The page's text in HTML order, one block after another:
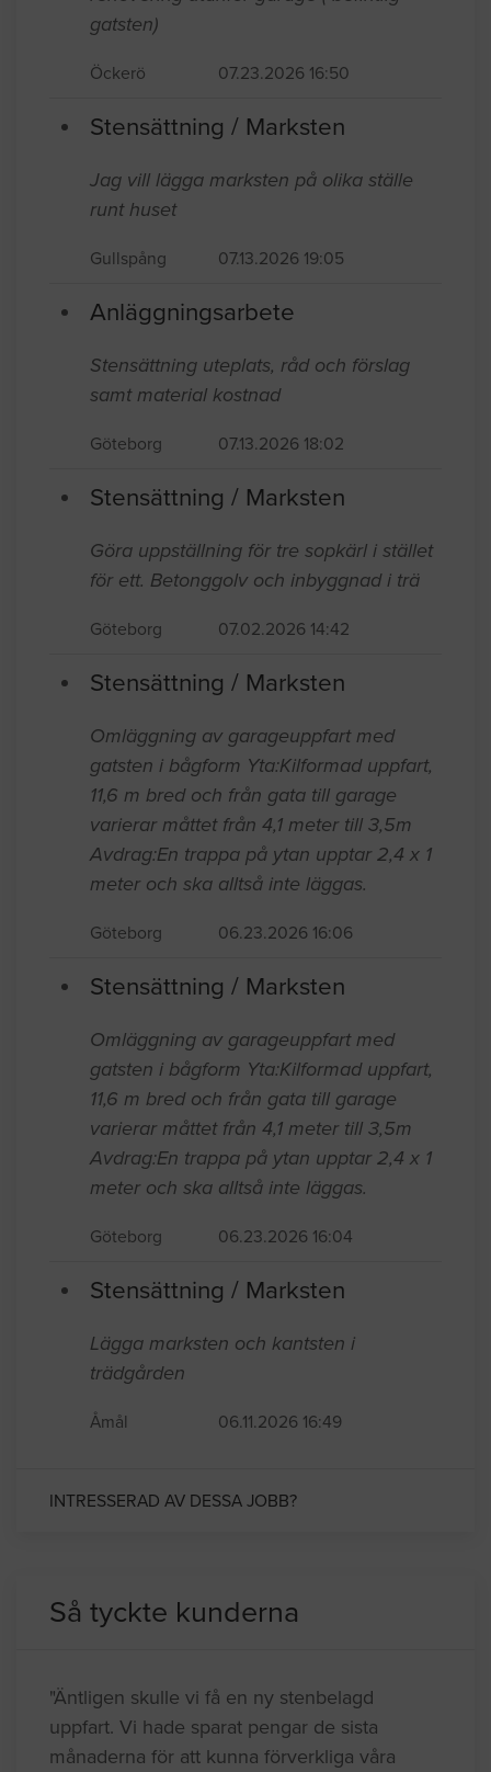
gatsten)
Öckerö 07.23.2026 16:50
Stensättning / Marksten
Jag vill lägga marksten på olika ställe
runt huset
Gullspång 07.13.2026 19:05
Anläggningsarbete
Stensättning uteplats, råd och förslag
samt material kostnad
Göteborg 07.13.2026 18:02
Stensättning / Marksten
Göra uppställning för tre sopkärl i stället
för ett. Betonggolv och inbyggnad i trä
Göteborg 07.02.2026 14:42
Stensättning / Marksten
Omläggning av garageuppfart med
gatsten i bågform Yta:Kilformad uppfart,
11,6 m bred och från gata till garage
varierar måttet från 4,1 meter till 3,5m
Avdrag:En trappa på ytan upptar 2,4 x 1
meter och ska alltså inte läggas.
Göteborg 06.23.2026 16:06
Stensättning / Marksten
Omläggning av garageuppfart med
gatsten i bågform Yta:Kilformad uppfart,
11,6 m bred och från gata till garage
varierar måttet från 4,1 meter till 3,5m
Avdrag:En trappa på ytan upptar 2,4 x 1
meter och ska alltså inte läggas.
Göteborg 06.23.2026 16:04
Stensättning / Marksten
Lägga marksten och kantsten i
trädgården
Åmål 06.11.2026 16:49
INTRESSERAD AV DESSA JOBB?
Så tyckte kunderna
"Äntligen skulle vi få en ny stenbelagd
uppfart. Vi hade sparat pengar de sista
månaderna för att kunna förverkliga våra